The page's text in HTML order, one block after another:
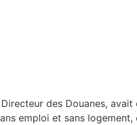
des Douanes, avait
emploi et sans